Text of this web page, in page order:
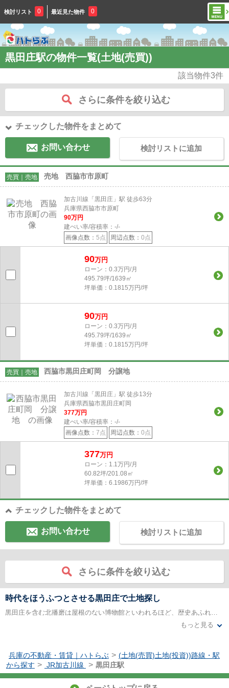
検討リスト 0 最近見た物件 0
黒田庄駅の物件一覧(土地(売買))
該当物件3件
さらに条件を絞り込む
チェックした物件をまとめて
お問い合わせ 検討リストに追加
売買｜売地 売地 西脇市市原町
加古川線「黒田庄」駅 徒歩63分
兵庫県西脇市市原町
90万円
建ぺい率/容積率： -/-
画像点数： 5点 周辺点数： 0点
90万円
ローン：0.3万円/月
495.79坪/1639㎡
坪単価：0.1815万円/坪
90万円
ローン：0.3万円/月
495.79坪/1639㎡
坪単価：0.1815万円/坪
売買｜売地 西脇市黒田庄町岡 分譲地
加古川線「黒田庄」駅 徒歩13分
兵庫県西脇市黒田庄町岡
377万円
建ぺい率/容積率： -/-
画像点数： 7点 周辺点数： 0点
377万円
ローン：1.1万円/月
60.82坪/201.08㎡
坪単価：6.1986万円/坪
チェックした物件をまとめて
お問い合わせ 検討リストに追加
さらに条件を絞り込む
時代をほうふつとさせる黒田庄で土地探し
黒田庄を含む北播磨は屋根のない博物館といわれるほど、歴史あふれる場所です。庄の字が示すように昔はそう園だった黒田庄は、時代をほうふつとさせる兵主神社、荘厳寺の多宝塔が今でも貴重な姿をとどめています。豊かな自然、歴史文化、伝統産業、住民の生活そのものまでも含めた有形・無形の地域資源が約190登録され、全長168Kmに及ぶ「日本一長い散歩道」なんていうものまであります。たくさんある中から自分のお気に入りを探してみるのもいいかもしれません。
ほかにもたくさんの四季の花々を断占めるガーデンやその中でコーヒーを楽しめるラウンジなど、いつ行ってものんびり自然を楽しむことのできる土地です。大阪からも車で1時間ほど、高速バスでも1時間半あれば、新大阪、神戸市三宮まで行くことができるアクセスの良さも魅力の一つです。東経135度・北緯35度の交差点があり、ここが「日本列島の中心」に当たることから、「日本のへそ」である西脇市の黒田庄で自分にぴったりの土地を見つけて住んでみませんか。
もっと見る
兵庫の不動産・賃貸｜ハトらぶ > (土地(売買)土地(投資))路線・駅
から探す > JR加古川線 > 黒田庄駅